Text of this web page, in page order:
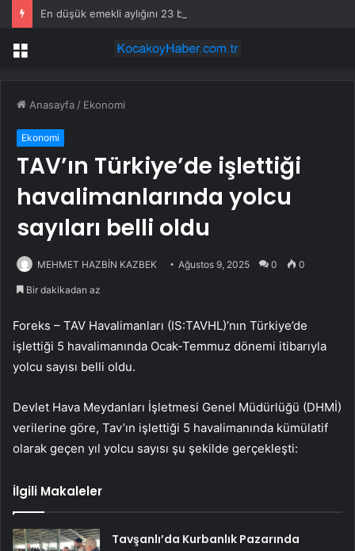
Menü
Anasayfa / Ekonomi
Ekonomi
TAV’ın Türkiye’de işlettiği
havalimanlarında yolcu
sayıları belli oldu
MEHMET HAZBİN KAZBEK Ağustos 9, 2025 0 0
Bir dakikadan az
Foreks – TAV Havalimanları (IS:TAVHL)’nın Türkiye’de
işlettiği 5 havalimanında Ocak-Temmuz dönemi itibarıyla
yolcu sayısı belli oldu.
Devlet Hava Meydanları İşletmesi Genel Müdürlüğü (DHMİ)
verilerine göre, Tav’ın işlettiği 5 havalimanında kümülatif
olarak geçen yıl yolcu sayısı şu şekilde gerçekleşti:
İlgili Makaleler
Tavşanlı’da Kurbanlık Pazarında